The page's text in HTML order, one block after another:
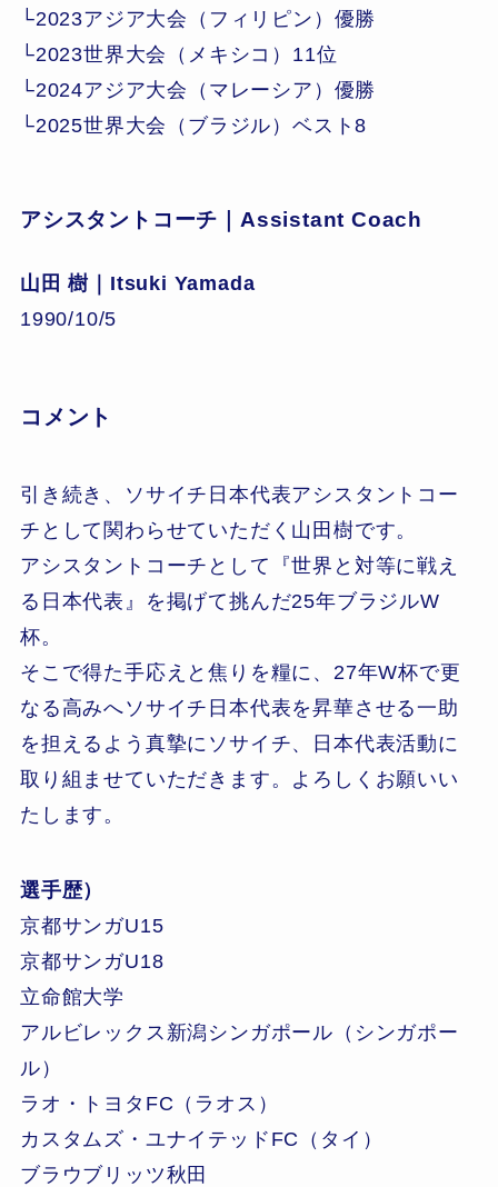
└2023アジア大会（フィリピン）優勝
└2023世界大会（メキシコ）11位
└2024アジア大会（マレーシア）優勝
└2025世界大会（ブラジル）ベスト8
アシスタントコーチ｜Assistant Coach
山田 樹｜Itsuki Yamada
1990/10/5
コメント
引き続き、ソサイチ日本代表アシスタントコー
チとして関わらせていただく山田樹です。
アシスタントコーチとして『世界と対等に戦え
る日本代表』を掲げて挑んだ25年ブラジルW
杯。
そこで得た手応えと焦りを糧に、27年W杯で更
なる高みへソサイチ日本代表を昇華させる一助
を担えるよう真摯にソサイチ、日本代表活動に
取り組ませていただきます。よろしくお願いい
たします。
選手歴）
京都サンガU15
京都サンガU18
立命館大学
アルビレックス新潟シンガポール（シンガポー
ル）
ラオ・トヨタFC（ラオス）
カスタムズ・ユナイテッドFC（タイ）
ブラウブリッツ秋田